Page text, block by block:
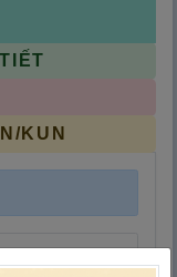
KUN